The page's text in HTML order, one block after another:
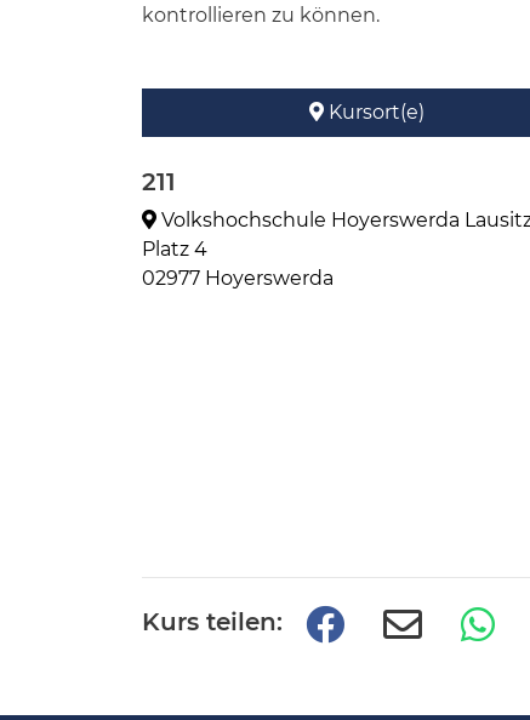
kontrollieren zu können.
Kursort(e)
211
Volkshochschule Hoyerswerda
Platz 4
02977 Hoyerswerda
Kurs teilen: